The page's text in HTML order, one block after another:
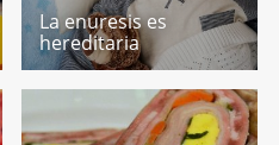
La enuresis es
hereditaria